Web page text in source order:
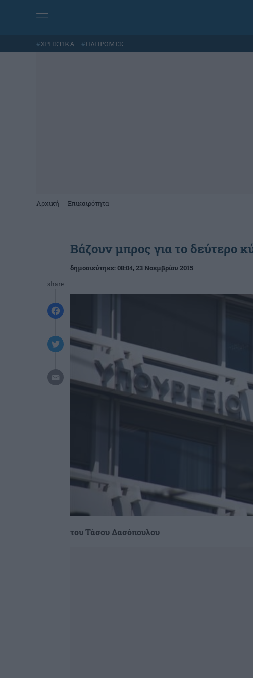
#ΧΡΗΣΤΙΚΑ #ΠΛΗΡΩΜΕΣ
Αρχική - Επικαιρότητα
share
Βάζουν μπρος για το δεύτερο
δημοσιεύτηκε:08:04, 23 Νοεμβρίου 2015
του Τάσου Δασόπουλου